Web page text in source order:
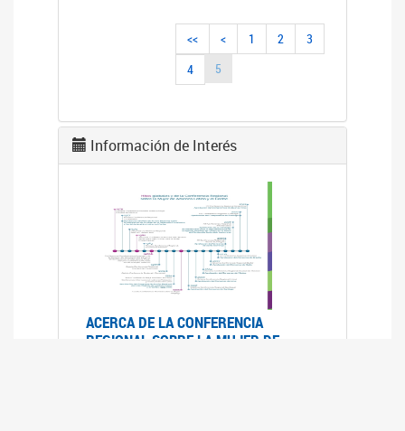
<< < 1 2
3
4
5
Información de Interés
ACERCA DE LA CONFERENCIA
REGIONAL SOBRE LA MUJER DE